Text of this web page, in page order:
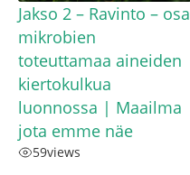
Jakso 2 – Ravinto – osa
mikrobien
toteuttamaa aineiden
kiertokulkua
luonnossa | Maailma
jota emme näe
59views